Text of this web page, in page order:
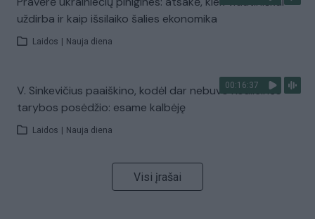
uždirba ir kaip išsilaiko šalies ekonomika
Laidos Nauja diena
00:16:37
V. Sinkevičius paaiškino, kodėl dar nebuvo Koalicinės
tarybos posėdžio: esame kalbėję
Laidos Nauja diena
Visi įrašai